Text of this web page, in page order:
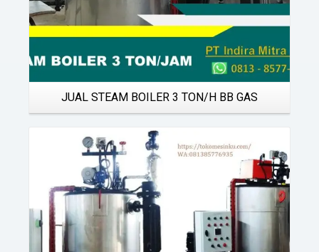
JUAL STEAM BOILER 3 TON/H BB GAS
Details